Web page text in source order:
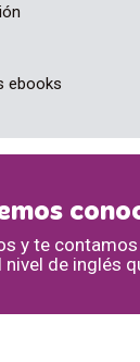
ebooks
y te
nivel de inglés